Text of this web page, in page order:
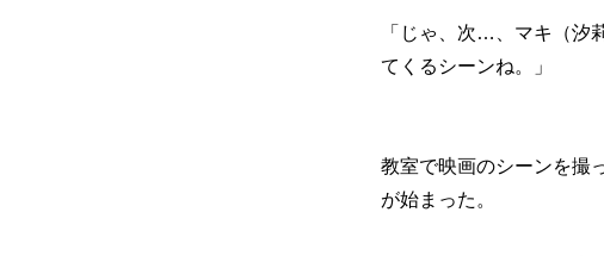
「じゃ、次…、マキ（汐
てくるシーンね。」
教室で映画のシーンを撮
が始まった。